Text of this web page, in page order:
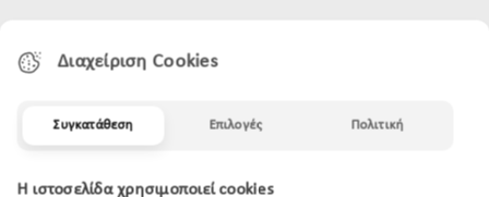
Διαχείριση Cookies
Συγκατάθεση Επιλογές Πολιτική
Η ιστοσελίδα χρησιμοποιεί cookies